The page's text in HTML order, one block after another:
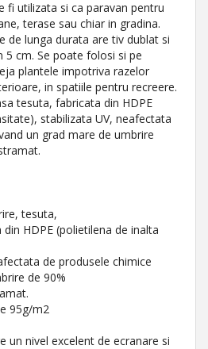
fi utilizata si ca paravan pentru
terase sau chiar in gradina.
de lunga durata are tiv dublat si
5 cm. Se poate folosi si pe
plantele impotriva razelor
in spatiile pentru recreere.
tesuta, fabricata din HDPE
stabilizata UV, neafectata
un grad mare de umbrire
tesuta,
HDPE (polietilena de inalta
de produsele chimice
de 90%
95g/m2
un nivel excelent de ecranare si